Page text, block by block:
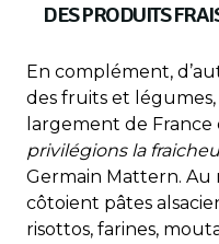
DES PRODUITS
En complément,
des fruits et
largement de France
privilégions la
Germain Mattern. Au
côtoient pâtes
risottos, farines,